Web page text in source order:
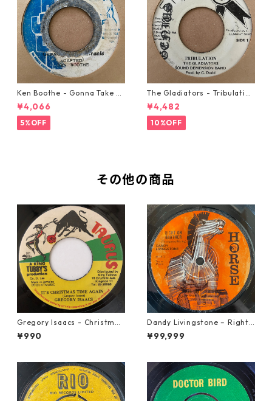
Ken Boothe - Gonna Take A
Miracle【7-21362】
¥4,066
5%OFF
The Gladiators - Tribulation
【7-21365】
¥4,482
10%OFF
その他の商品
Gregory Isaacs - Christmas
Time Once Again【7-2058
9】
¥990
Dandy Livingstone – Right
On Brother【7-21946】
¥99,999